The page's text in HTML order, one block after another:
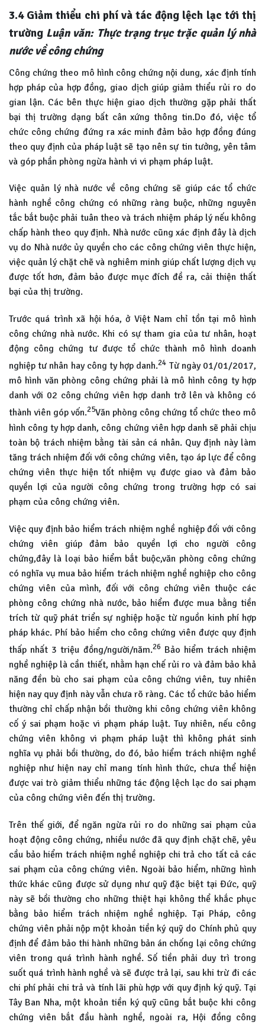
3.4 Giảm thiểu chi phí và tác động lệch lạc tới thị
trường Luận văn: Thực trạng trục trặc quản lý nhà
nước về công chứng
Công chứng theo mô hình công chứng nội dung, xác định tính
hợp pháp của hợp đồng, giao dịch giúp giảm thiểu rủi ro do
gian lận. Các bên thực hiện giao dịch thường gặp phải thất
bại thị trường dạng bất cân xứng thông tin.Do đó, việc tổ
chức công chứng đứng ra xác minh đảm bảo hợp đồng đúng
theo quy định của pháp luật sẽ tạo nên sự tin tưởng, yên tâm
và góp phần phòng ngừa hành vi vi phạm pháp luật.
Việc quản lý nhà nước về công chứng sẽ giúp các tổ chức
hành nghề công chứng có những ràng buộc, những nguyên
tắc bắt buộc phải tuân theo và trách nhiệm pháp lý nếu không
chấp hành theo quy định. Nhà nước cũng xác định đây là dịch
vụ do Nhà nước ủy quyền cho các công chứng viên thực hiện,
việc quản lý chặt chẽ và nghiêm minh giúp chất lượng dịch vụ
được tốt hơn, đảm bảo được mục đích đề ra, cải thiện thất
bại của thị trường.
Trước quá trình xã hội hóa, ở Việt Nam chỉ tồn tại mô hình
công chứng nhà nước. Khi có sự tham gia của tư nhân, hoạt
động công chứng tư được tổ chức thành mô hình doanh
nghiệp tư nhân hay công ty hợp danh.24 Từ ngày 01/01/2017,
mô hình văn phòng công chứng phải là mô hình công ty hợp
danh với 02 công chứng viên hợp danh trở lên và không có
thành viên góp vốn.25Văn phòng công chứng tổ chức theo mô
hình công ty hợp danh, công chứng viên hợp danh sẽ phải chịu
toàn bộ trách nhiệm bằng tài sản cá nhân. Quy định này làm
tăng trách nhiệm đối với công chứng viên, tạo áp lực để công
chứng viên thực hiện tốt nhiệm vụ được giao và đảm bảo
quyền lợi của người công chứng trong trường hợp có sai
phạm của công chứng viên.
Việc quy định bảo hiểm trách nhiệm nghề nghiệp đối với công
chứng viên giúp đảm bảo quyền lợi cho người công
chứng,đây là loại bảo hiểm bắt buộc,văn phòng công chứng
có nghĩa vụ mua bảo hiểm trách nhiệm nghề nghiệp cho công
chứng viên của mình, đối với công chứng viên thuộc các
phòng công chứng nhà nước, bảo hiểm được mua bằng tiền
trích từ quỹ phát triển sự nghiệp hoặc từ nguồn kinh phí hợp
pháp khác. Phí bảo hiểm cho công chứng viên được quy định
thấp nhất 3 triệu đồng/người/năm.26 Bảo hiểm trách nhiệm
nghề nghiệp là cần thiết, nhằm hạn chế rủi ro và đảm bảo khả
năng đền bù cho sai phạm của công chứng viên, tuy nhiên
hiện nay quy định này vẫn chưa rõ ràng. Các tổ chức bảo hiểm
thường chỉ chấp nhận bồi thường khi công chứng viên không
cố ý sai phạm hoặc vi phạm pháp luật. Tuy nhiên, nếu công
chứng viên không vi phạm pháp luật thì không phát sinh
nghĩa vụ phải bồi thường, do đó, bảo hiểm trách nhiệm nghề
nghiệp như hiện nay chỉ mang tính hình thức, chưa thể hiện
được vai trò giảm thiểu những tác động lệch lạc do sai phạm
của công chứng viên đến thị trường.
Trên thế giới, để ngăn ngừa rủi ro do những sai phạm của
hoạt động công chứng, nhiều nước đã quy định chặt chẽ, yêu
cầu bảo hiểm trách nhiệm nghề nghiệp chi trả cho tất cả các
sai phạm của công chứng viên. Ngoài bảo hiểm, những hình
thức khác cũng được sử dụng như quỹ đặc biệt tại Đức, quỹ
này sẽ bồi thường cho những thiệt hại không thể khắc phục
bằng bảo hiểm trách nhiệm nghề nghiệp. Tại Pháp, công
chứng viên phải nộp một khoản tiền ký quỹ do Chính phủ quy
định để đảm bảo thi hành những bản án chống lại công chứng
viên trong quá trình hành nghề. Số tiền phải duy trì trong
suốt quá trình hành nghề và sẽ được trả lại, sau khi trừ đi các
chi phí phải chi trả và tính lãi phù hợp với quy định ký quỹ. Tại
Tây Ban Nha, một khoản tiền ký quỹ cũng bắt buộc khi công
chứng viên bắt đầu hành nghề, ngoài ra, Hội đồng công